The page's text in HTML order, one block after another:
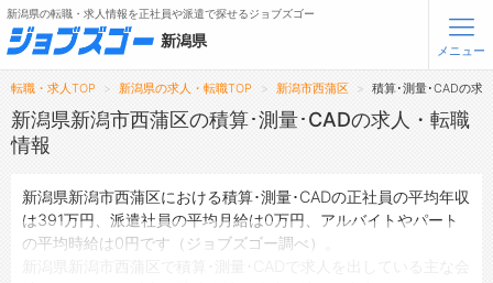
無料会員登録 ログイン
トップ
詳細情報で求人を探す
新潟県の転職・求人情報を正社員や派遣で探せるジョブズゴー
新潟県
メニュー
転職・求人TOP 新潟県の求人・転職TOP 新潟市西蒲区 積算･測量･CADの求
新潟県新潟市西蒲区の積算･測量･CADの求人・転職
情報
新潟県新潟市西蒲区における積算･測量･CADの正社員の平均年収
は391万円、派遣社員の平均月給は0万円、アルバイトやパート
の平均時給は0円です（ジョブズゴー調べ）。